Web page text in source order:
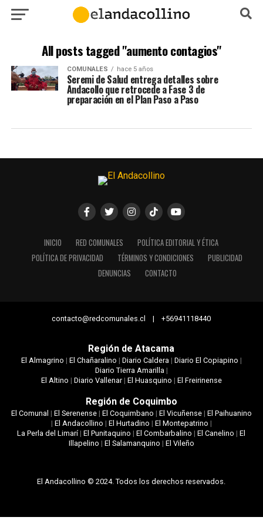
All posts tagged "aumento contagios"
COMUNALES hace 5 años
Seremi de Salud entrega detalles sobre
Andacollo que retrocede a Fase 3 de
preparación en el Plan Paso a Paso
INICIO RED COMUNALES
POLÍTICA EDITORIAL Y ÉTICA
POLÍTICA DE PRIVACIDAD
TÉRMINOS Y CONDICIONES
PUBLICIDAD
DENUNCIAS
CONTACTO
contacto@redcomunales.cl | +56941118440
Región de Atacama
El Almagrino | El Chañaralino | Diario Caldera| Diario El Copiapino |
Diario Tierra Amarilla|
El Altino | Diario Vallenar| El Huasquino | El Freirinense
Región de Coquimbo
El Comunal | El Serenense| El Coquimbano | El Vicuñense| El Paihuanino
| El Andacollino | El Hurtadino | El Montepatrino |
La Perla del Limarí|El Punitaquino |El Combarbalino |El Canelino |El
Illapelino | El Salamanquino | El Vileño
El Andacollino © 2024. Todos los derechos reservados.